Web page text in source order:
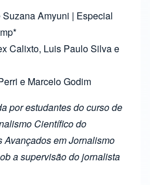
Amyuni | Especial
Calixto, Luis Paulo Silva e
e Marcelo Godim
por estudantes do curso de
Científico do
Avançados em Jornalismo
a supervisão do jornalista